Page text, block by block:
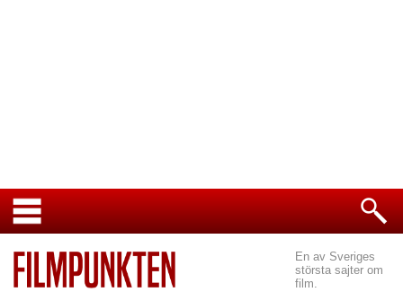
En av Sveriges
största sajter om
film.